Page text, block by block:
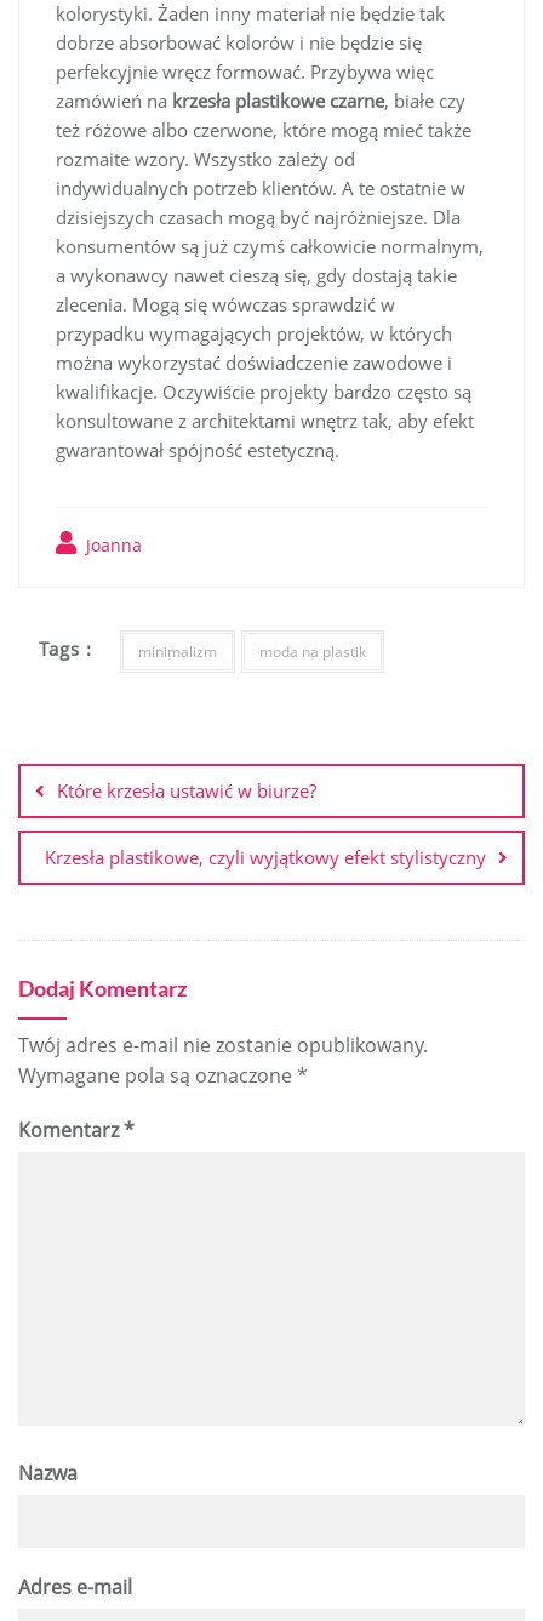
kolorystyki. Żaden inny materiał nie będzie tak
dobrze absorbować kolorów i nie będzie się
perfekcyjnie wręcz formować. Przybywa więc
zamówień na krzesła plastikowe czarne, białe czy
też różowe albo czerwone, które mogą mieć także
rozmaite wzory. Wszystko zależy od
indywidualnych potrzeb klientów. A te ostatnie w
dzisiejszych czasach mogą być najróżniejsze. Dla
konsumentów są już czymś całkowicie normalnym,
a wykonawcy nawet cieszą się, gdy dostają takie
zlecenia. Mogą się wówczas sprawdzić w
przypadku wymagających projektów, w których
można wykorzystać doświadczenie zawodowe i
kwalifikacje. Oczywiście projekty bardzo często są
konsultowane z architektami wnętrz tak, aby efekt
gwarantował spójność estetyczną.
Joanna
Tags : minimalizm moda na plastik
wpisuKtóre krzesła ustawić w biurze?
Krzesła plastikowe, czyli wyjątkowy efekt stylistyczny
Dodaj Komentarz
Twój adres e-mail nie zostanie opublikowany.
Wymagane pola są oznaczone *
Komentarz*
Nazwa
Adres e-mail